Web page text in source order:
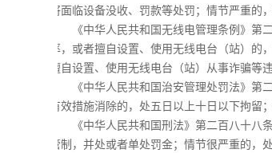
将面临设备没收、罚款等处罚；情节严重的
《中华人民共和国无线电管理条例》第二
率，或者擅自设置、使用无线电台（站）
擅自设置、使用无线电台（站）从事诈骗
《中华人民共和国治安管理处罚法》第二
有效措施消除的，处五日以上十日以下拘留
《中华人民共和国刑法》第二百八十八条
管制，并处或者单处罚金；情节很严重的